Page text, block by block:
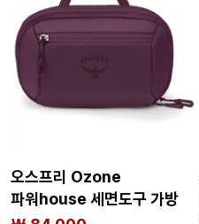
오스프리 Ozone
파워house 세면도구 가방